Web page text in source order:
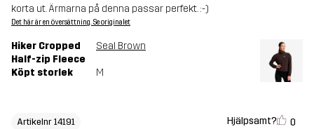
korta ut. Ärmarna på denna passar perfekt. :-)
Det här är en översättning. Se originalet
Hiker Cropped
Half-zip Fleece
Seal Brown
Köpt storlek M
Artikelnr 14191 Hjälpsamt? 0